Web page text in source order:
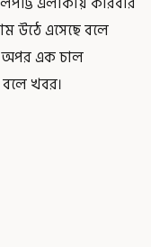
উঠে এসেছে বলে
অপর এক চাল
বলে খবর।